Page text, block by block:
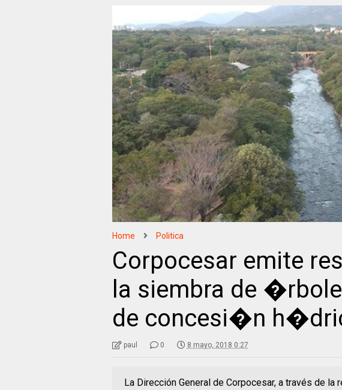
Home Politica
Corpocesar emite
la siembra de
de concesi�n
paul 0 8 mayo, 2018 0:27
La Dirección General de Corpocesar, a través de la